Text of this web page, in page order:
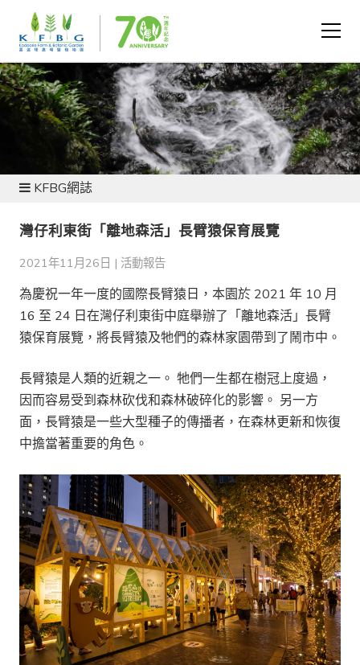
新聞及資源
KFBG網誌
灣仔利東街「離地森活」長臂猿保育展覽
2021年11月26日 | 活動報告
為慶祝一年一度的國際長臂猿日，本園於 2021 年 10 月
16 至 24 日在灣仔利東街中庭舉辦了「離地森活」長臂
猿保育展覽，將長臂猿及牠們的森林家園帶到了鬧市中。
長臂猿是人類的近親之一。 牠們一生都在樹冠上度過，
因而容易受到森林砍伐和森林破碎化的影響。 另一方
面，長臂猿是一些大型種子的傳播者，在森林更新和恢復
中擔當著重要的角色。